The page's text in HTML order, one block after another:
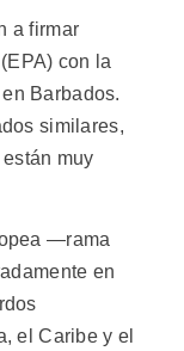
a firmar
con la
Barbados.
similares,
muy
—rama
en
el Caribe y el